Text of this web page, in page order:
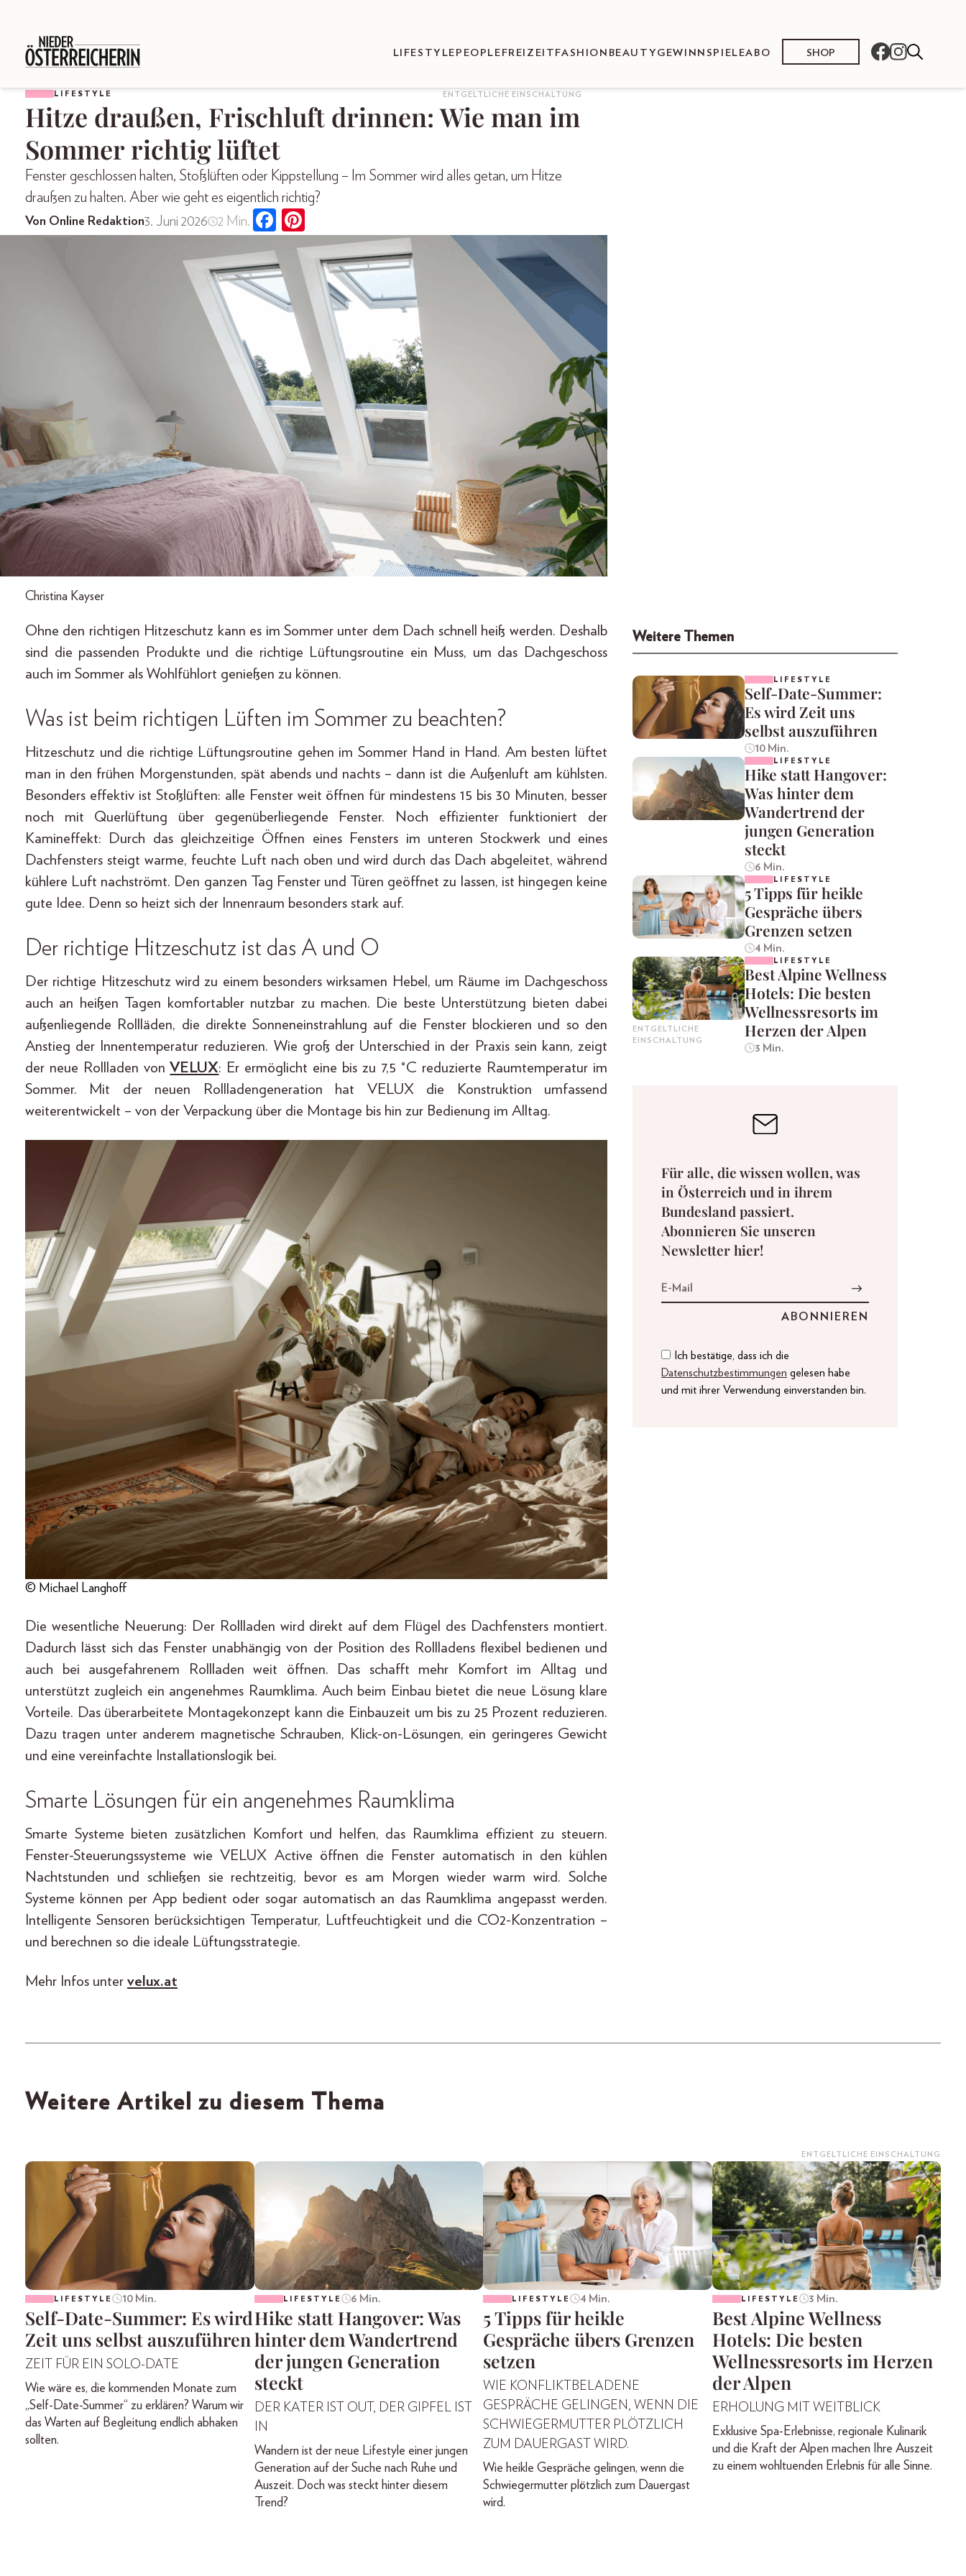
LIFESTYLE PEOPLE FREIZEIT FASHION BEAUTY GEWINNSPIELEABO SHOP
LIFESTYLE ENTGELTLICHE EINSCHALTUNG
Hitze draußen, Frischluft drinnen: Wie man im
Sommer richtig lüftet
Fenster geschlossen halten, Stoßlüften oder Kippstellung – Im Sommer wird alles getan, um Hitze
draußen zu halten. Aber wie geht es eigentlich richtig?
Von Online Redaktion3. Juni 2026 2 Min.
Christina Kayser
Ohne den richtigen Hitzeschutz kann es im Sommer unter dem Dach schnell heiß werden. Deshalb
sind die passenden Produkte und die richtige Lüftungsroutine ein Muss, um das Dachgeschoss
auch im Sommer als Wohlfühlort genießen zu können.
Was ist beim richtigen Lüften im Sommer zu beachten?
Hitzeschutz und die richtige Lüftungsroutine gehen im Sommer Hand in Hand. Am besten lüftet
man in den frühen Morgenstunden, spät abends und nachts – dann ist die Außenluft am kühlsten.
Besonders effektiv ist Stoßlüften: alle Fenster weit öffnen für mindestens 15 bis 30 Minuten, besser
noch mit Querlüftung über gegenüberliegende Fenster. Noch effizienter funktioniert der
Kamineffekt: Durch das gleichzeitige Öffnen eines Fensters im unteren Stockwerk und eines
Dachfensters steigt warme, feuchte Luft nach oben und wird durch das Dach abgeleitet, während
kühlere Luft nachströmt. Den ganzen Tag Fenster und Türen geöffnet zu lassen, ist hingegen keine
gute Idee. Denn so heizt sich der Innenraum besonders stark auf.
Der richtige Hitzeschutz ist das A und O
Der richtige Hitzeschutz wird zu einem besonders wirksamen Hebel, um Räume im Dachgeschoss
auch an heißen Tagen komfortabler nutzbar zu machen. Die beste Unterstützung bieten dabei
außenliegende Rollläden, die direkte Sonneneinstrahlung auf die Fenster blockieren und so den
Anstieg der Innentemperatur reduzieren. Wie groß der Unterschied in der Praxis sein kann, zeigt
der neue Rollladen vonVELUX: Er ermöglicht eine bis zu 7,5 °C reduzierte Raumtemperatur im
Sommer. Mit der neuen Rollladengeneration hat VELUX die Konstruktion umfassend
weiterentwickelt – von der Verpackung über die Montage bis hin zur Bedienung im Alltag.
© Michael Langhoff
Die wesentliche Neuerung: Der Rollladen wird direkt auf dem Flügel des Dachfensters montiert.
Dadurch lässt sich das Fenster unabhängig von der Position des Rollladens flexibel bedienen und
auch bei ausgefahrenem Rollladen weit öffnen. Das schafft mehr Komfort im Alltag und
unterstützt zugleich ein angenehmes Raumklima. Auch beim Einbau bietet die neue Lösung klare
Vorteile. Das überarbeitete Montagekonzept kann die Einbauzeit um bis zu 25 Prozent reduzieren.
Dazu tragen unter anderem magnetische Schrauben, Klick-on-Lösungen, ein geringeres Gewicht
und eine vereinfachte Installationslogik bei.
Smarte Lösungen für ein angenehmes Raumklima
Smarte Systeme bieten zusätzlichen Komfort und helfen, das Raumklima effizient zu steuern.
Fenster-Steuerungssysteme wie VELUX Active öffnen die Fenster automatisch in den kühlen
Nachtstunden und schließen sie rechtzeitig, bevor es am Morgen wieder warm wird. Solche
Systeme können per App bedient oder sogar automatisch an das Raumklima angepasst werden.
Intelligente Sensoren berücksichtigen Temperatur, Luftfeuchtigkeit und die CO2-Konzentration –
und berechnen so die ideale Lüftungsstrategie.
Mehr Infos unter velux.at
Weitere Themen
LIFESTYLE
Self-Date-Summer:
Es wird Zeit uns
selbst auszuführen
10 Min.
LIFESTYLE
Hike statt Hangover:
Was hinter dem
Wandertrend der
jungen Generation
steckt
6 Min.
LIFESTYLE
5 Tipps für heikle
Gespräche übers
Grenzen setzen
4 Min.
ENTGELTLICHE
EINSCHALTUNG
LIFESTYLE
Best Alpine Wellness
Hotels: Die besten
Wellnessresorts im
Herzen der Alpen
3 Min.
Für alle, die wissen wollen, was
in Österreich und in ihrem
Bundesland passiert.
Abonnieren Sie unseren
Newsletter hier!
Ich bestätige, dass ich die
Datenschutzbestimmungen gelesen habe
und mit ihrer Verwendung einverstanden bin.
Weitere Artikel zu diesem Thema
LIFESTYLE 10 Min.
Self-Date-Summer: Es wird
Zeit uns selbst auszuführen
ZEIT FÜR EIN SOLO-DATE
Wie wäre es, die kommenden Monate zum
„Self-Date-Summer“ zu erklären? Warum wir
das Warten auf Begleitung endlich abhaken
sollten.
LIFESTYLE 6 Min.
Hike statt Hangover: Was
hinter dem Wandertrend
der jungen Generation
steckt
DER KATER IST OUT, DER GIPFEL IST
IN
Wandern ist der neue Lifestyle einer jungen
Generation auf der Suche nach Ruhe und
Auszeit. Doch was steckt hinter diesem
Trend?
LIFESTYLE 4 Min.
5 Tipps für heikle
Gespräche übers Grenzen
setzen
WIE KONFLIKTBELADENE
GESPRÄCHE GELINGEN, WENN DIE
SCHWIEGERMUTTER PLÖTZLICH
ZUM DAUERGAST WIRD.
Wie heikle Gespräche gelingen, wenn die
Schwiegermutter plötzlich zum Dauergast
wird.
ENTGELTLICHE EINSCHALTUNG
LIFESTYLE 3 Min.
Best Alpine Wellness
Hotels: Die besten
Wellnessresorts im Herzen
der Alpen
ERHOLUNG MIT WEITBLICK
Exklusive Spa-Erlebnisse, regionale Kulinarik
und die Kraft der Alpen machen Ihre Auszeit
zu einem wohltuenden Erlebnis für alle Sinne.